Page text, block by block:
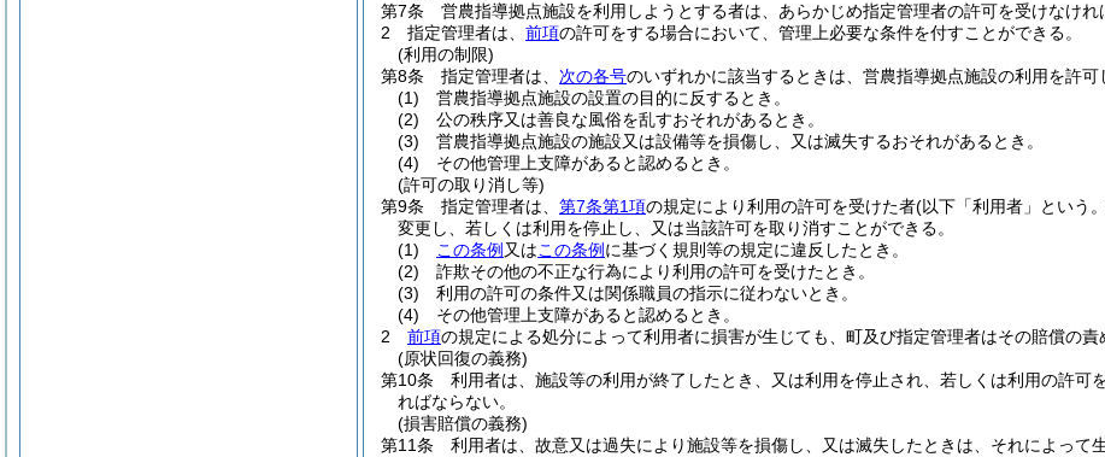
第7条
営農指導拠点施設を利用しようとする者は、あらかじめ指定管理者の許可を受けなけれ
2
指定管理者は、 前項の許可をする場合において、管理上必要な条件を付すことができる。
(利用の制限)
第8条
指定管理者は、 次の各号のいずれかに該当するときは、営農指導拠点施設の利用を許可
(1)
営農指導拠点施設の設置の目的に反するとき。
(2)
公の秩序又は善良な風俗を乱すおそれがあるとき。
(3)
営農指導拠点施設の施設又は設備等を損傷し、又は滅失するおそれがあるとき。
(4)
その他管理上支障があると認めるとき。
(許可の取り消し等)
第9条
指定管理者は、 第7条第1項の規定により利用の許可を受けた者(以下「利用者」という
変更し、若しくは利用を停止し、又は当該許可を取り消すことができる。
(1)
この条例 又はこの条例 に基づく規則等の規定に違反したとき。
(2)
詐欺その他の不正な行為により利用の許可を受けたとき。
(3)
利用の許可の条件又は関係職員の指示に従わないとき。
(4)
その他管理上支障があると認めるとき。
2
前項の規定による処分によって利用者に損害が生じても、町及び指定管理者はその賠償の責
(原状回復の義務)
第10条
利用者は、施設等の利用が終了したとき、又は利用を停止され、若しくは利用の許
ればならない。
(損害賠償の義務)
第11条
利用者は、故意又は過失により施設等を損傷し、又は滅失したときは、それによって